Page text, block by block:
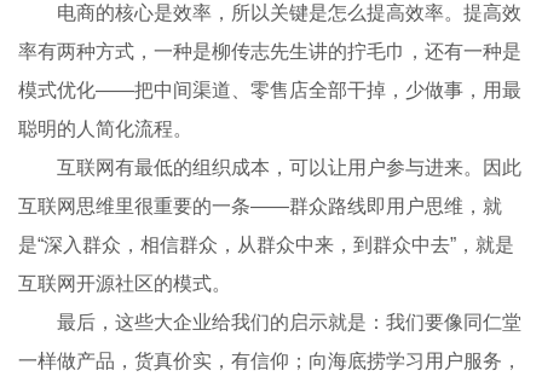
电商的核心是效率，所以关键是怎么提高效率。提高效
率有两种方式，一种是柳传志先生讲的拧毛巾，还有一种是
模式优化——把中间渠道、零售店全部干掉，少做事，用最
聪明的人简化流程。
互联网有最低的组织成本，可以让用户参与进来。因此
互联网思维里很重要的一条——群众路线即用户思维，就
是“深入群众，相信群众，从群众中来，到群众中去”，就是
互联网开源社区的模式。
最后，这些大企业给我们的启示就是：我们要像同仁堂
一样做产品，货真价实，有信仰；向海底捞学习用户服务，